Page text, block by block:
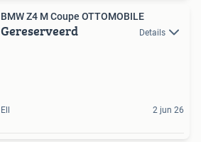
BMW Z4 M Coupe OTTOMOBILE
Gereserveerd Details
Ell 2 jun 26